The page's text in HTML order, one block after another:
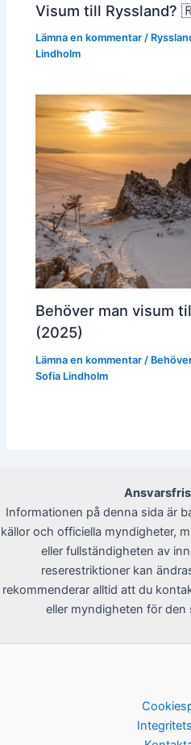
Visum till Ryssland?
Lämna en kommentar /
Lindholm
Behöver man visum
(2025)
Lämna en kommentar /
Sofia Lindholm
Informationen på denna sida är
källor och officiella myndigheter,
eller fullständigheten av
reserestriktioner kan
rekommenderar alltid att du
eller myndigheten för